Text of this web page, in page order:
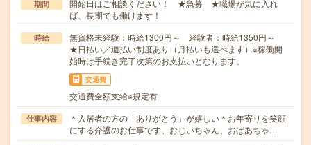
期間
開始日はご相談ください！ ★急募 ★職場が気に入れ
ば、長期でも働けます！
時給
無資格未経験：時給1300円～ 経験者：時給1350円～
★日払い／週払い制度あり（月払いも選べます）※稼働開
始時は手続き完了次第のお支払いとなります。
交通費
交通費全額支給※規定有
仕事内容
＊入居者の方の「ありがとう」が嬉しい＊お年寄りを笑顔
にする介護のお仕事です。おじいちゃん、おばあちゃ…